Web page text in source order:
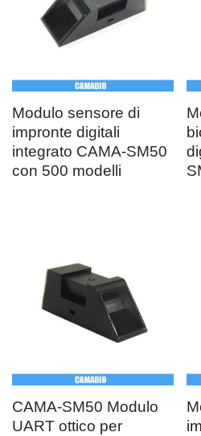
Modulo sensore di
impronte digitali
integrato CAMA-SM50
con 500 modelli
CAMA-SM50 Modulo
UART ottico per